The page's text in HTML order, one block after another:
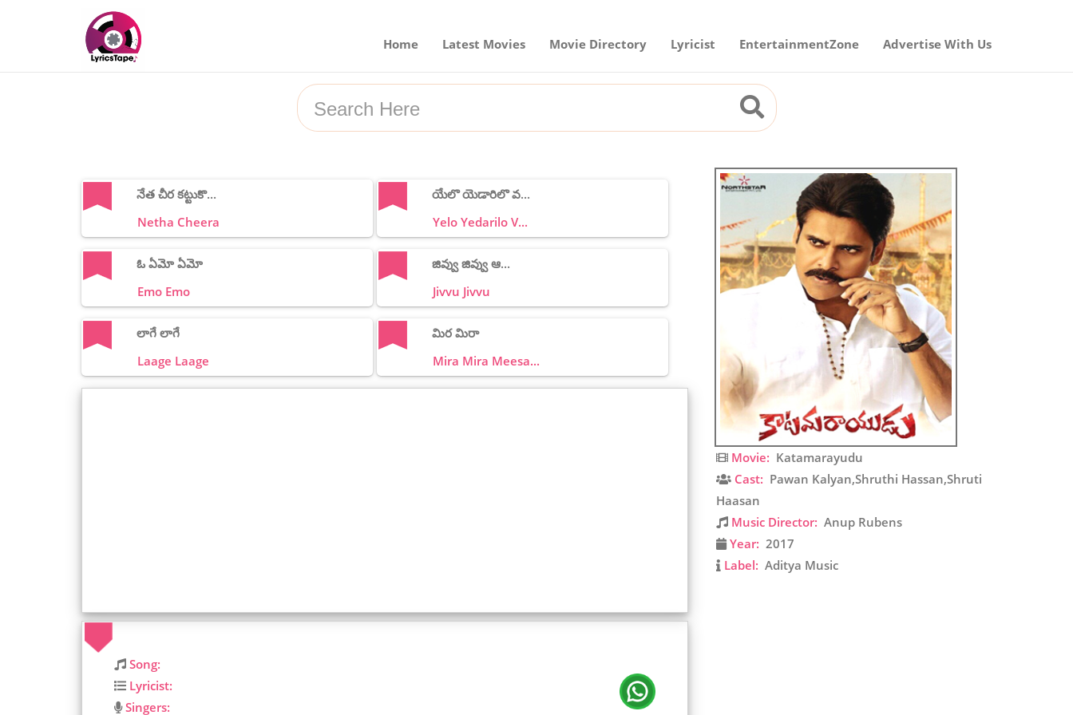
Home Latest Movies Movie Directory Lyricist EntertainmentZone Advertise With Us
నేత చీర కట్టుకొ...
Netha Cheera
యేలొ యెడారిలొ వ...
Yelo Yedarilo V...
ఓ ఏమో ఏమో
Emo Emo
జివ్వు జివ్వు ఆ...
Jivvu Jivvu
లాగే లాగే
Laage Laage
మిర మిరా
Mira Mira Meesa...
Song:
Lyricist:
Singers:
Movie: Katamarayudu
Cast: Pawan Kalyan,Shruthi Hassan,Shruti
Haasan
Music Director: Anup Rubens
Year: 2017
Label: Aditya Music